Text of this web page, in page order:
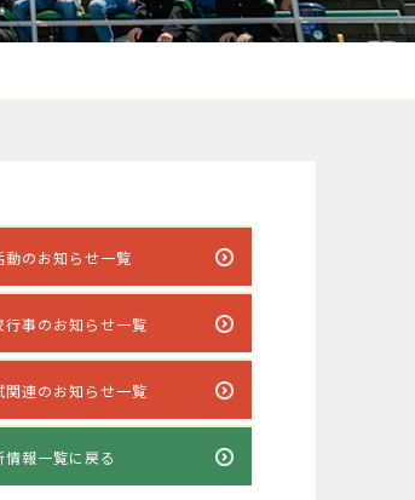
動のお知らせ一覧
行事のお知らせ一覧
関連のお知らせ一覧
情報一覧に戻る